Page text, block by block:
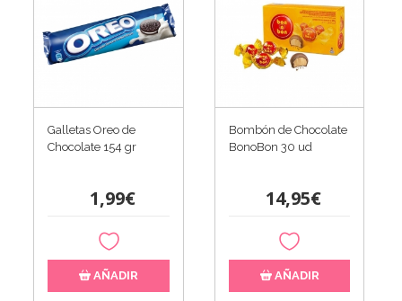
Galletas Oreo de
Chocolate 154 gr
1,99€
AÑADIR
Bombón de Chocolate
BonoBon 30 ud
14,95€
AÑADIR